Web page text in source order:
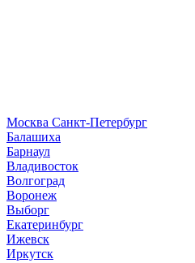
Москва Санкт-Петербург
Балашиха
Барнаул
Владивосток
Волгоград
Воронеж
Выборг
Екатеринбург
Ижевск
Иркутск